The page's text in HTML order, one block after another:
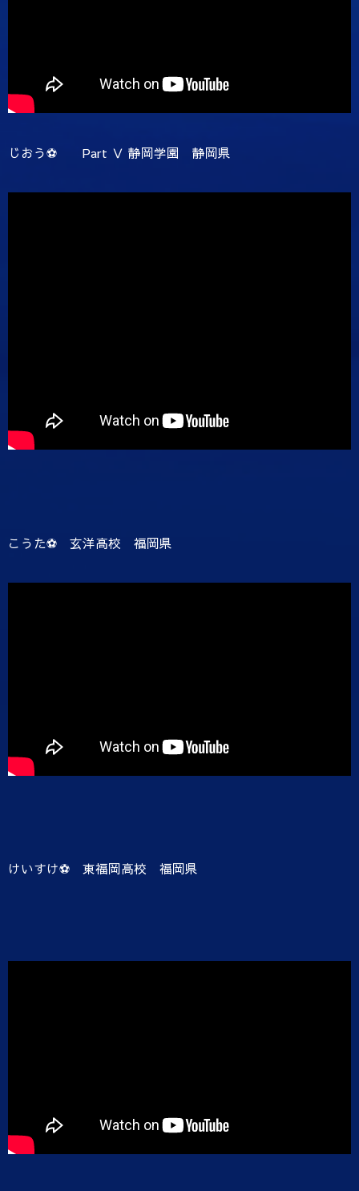
じおう⚽️ Part Ⅴ 静岡学園 静岡県
こうた⚽️ 玄洋高校 福岡県
けいすけ⚽️ 東福岡高校 福岡県